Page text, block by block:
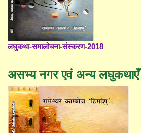
लघुकथा-समालोचना-संस्करण-2018
असभ्य नगर एवं अन्य लघुकथाएँ